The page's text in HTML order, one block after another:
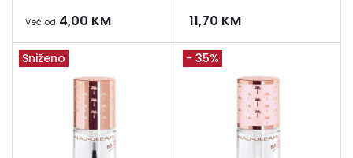
Već od 4,00 KM 11,70 KM
Sniženo - 35%